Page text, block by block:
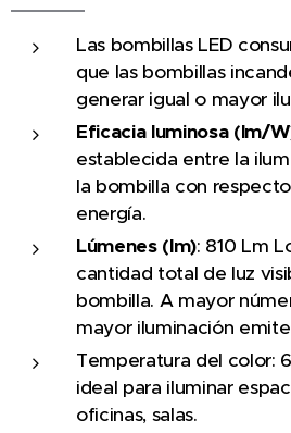
Las bombillas LED
que las bombillas
generar igual o mayor
Eficacia luminosa (lm/
establecida entre la
la bombilla con
energía.
Lúmenes (lm): 810 Lm
cantidad total de luz
bombilla. A mayor
mayor iluminación
Temperatura del color:
ideal para iluminar
oficinas, salas.